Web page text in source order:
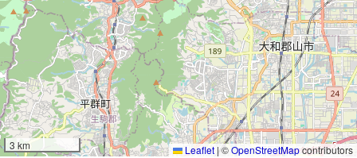
3 km Leaflet |©OpenStreetMapcontributors